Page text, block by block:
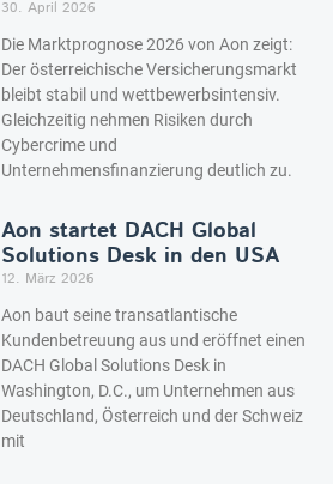
30. April 2026
Die Marktprognose 2026 von Aon zeigt:
Der österreichische Versicherungsmarkt
bleibt stabil und wettbewerbsintensiv.
Gleichzeitig nehmen Risiken durch
Cybercrime und
Unternehmensfinanzierung deutlich zu.
Aon startet DACH Global
Solutions Desk in den USA
12. März 2026
Aon baut seine transatlantische
Kundenbetreuung aus und eröffnet einen
DACH Global Solutions Desk in
Washington, D.C., um Unternehmen aus
Deutschland, Österreich und der Schweiz
mit